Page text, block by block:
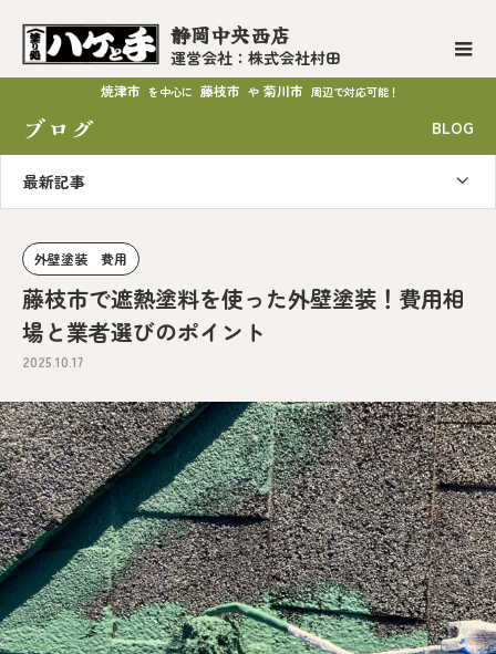
静岡中央西店
運営会社：株式会社村田
焼津市 を中心に 藤枝市 や 菊川市 周辺で対応可能！
ブログ BLOG
最新記事
外壁塗装 費用
藤枝市で遮熱塗料を使った外壁塗装！費用相
場と業者選びのポイント
2025.10.17